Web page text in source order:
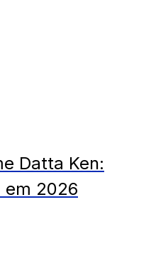
Datta Ken:
em 2026